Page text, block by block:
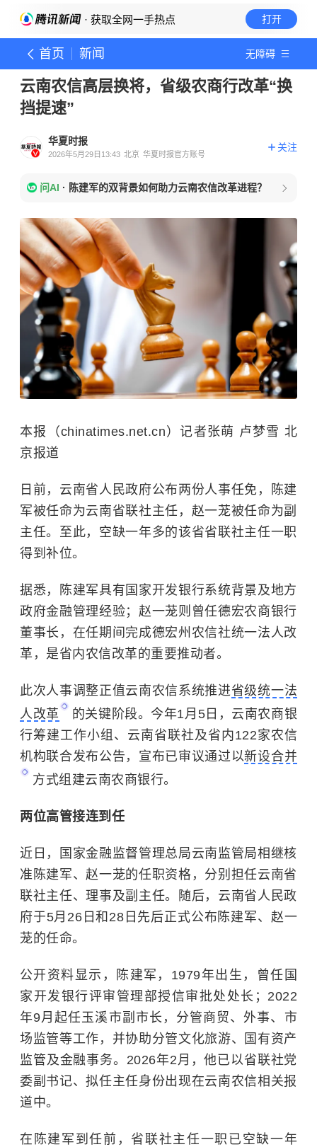
· 获取全网一手热点 打开
首页 新闻 无障碍
云南农信高层换将，省级农商行改革“换
挡提速”
华夏时报
2026年5月29日13:43 北京 华夏时报官方账号
关注
问AI · 陈建军的双背景如何助力云南农信改革进程？
本报（chinatimes.net.cn）记者张萌 卢梦雪 北
京报道
日前，云南省人民政府公布两份人事任免，陈建
军被任命为云南省联社主任，赵一茏被任命为副
主任。至此，空缺一年多的该省省联社主任一职
得到补位。
据悉，陈建军具有国家开发银行系统背景及地方
政府金融管理经验；赵一茏则曾任德宏农商银行
董事长，在任期间完成德宏州农信社统一法人改
革，是省内农信改革的重要推动者。
此次人事调整正值云南农信系统推进省级统一法
人改革
的关键阶段。今年1月5日，云南农商银
行筹建工作小组、云南省联社及省内122家农信
机构联合发布公告，宣布已审议通过以新设合并
方式组建云南农商银行。
两位高管接连到任
近日，国家金融监督管理总局云南监管局相继核
准陈建军、赵一茏的任职资格，分别担任云南省
联社主任、理事及副主任。随后，云南省人民政
府于5月26日和28日先后正式公布陈建军、赵一
茏的任命。
公开资料显示，陈建军，1979年出生，曾任国
家开发银行评审管理部授信审批处处长；2022
年9月起任玉溪市副市长，分管商贸、外事、市
场监管等工作，并协助分管文化旅游、国有资产
监管及金融事务。2026年2月，他已以省联社党
委副书记、拟任主任身份出现在云南农信相关报
道中。
在陈建军到任前，省联社主任一职已空缺一年